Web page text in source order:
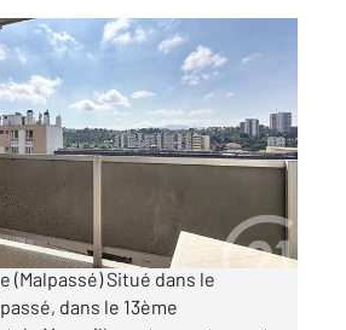
F1 à vendre
€
T1 avec balcon
(Malpassé) Situé dans le
dans le 13ème